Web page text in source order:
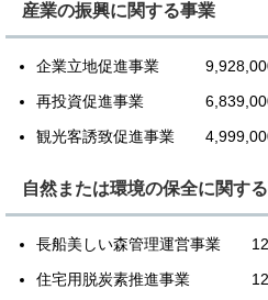
産業の振興に関する事業
企業立地促進事業
再投資促進事業
観光客誘致促進事業
自然または環境の保全に関す
長船美しい森管理運営事業
住宅用脱炭素推進事業